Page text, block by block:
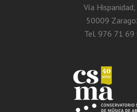
Vía Hispanidad,
50009
Tel. 976 71 69